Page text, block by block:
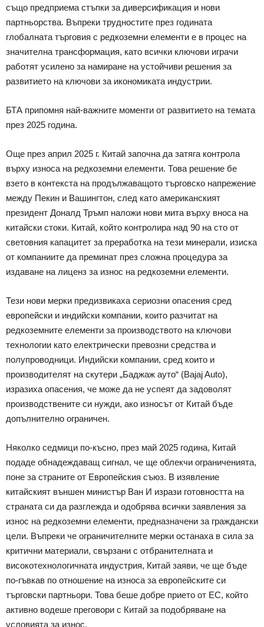
също предприема стъпки за диверсификация и нови
партньорства. Въпреки трудностите през годината
глобалната търговия с редкоземни елементи е в процес на
значителна трансформация, като всички ключови играчи
работят усилено за намиране на устойчиви решения за
развитието на ключови за икономиката индустрии.
БТА припомня най-важните моменти от развитието на темата
през 2025 година.
Още през април 2025 г. Китай започна да затяга контрола
върху износа на редкоземни елементи. Това решение бе
взето в контекста на продължаващото търговско напрежение
между Пекин и Вашингтон, след като американският
президент Доналд Тръмп наложи нови мита върху вноса на
китайски стоки. Китай, който контролира над 90 на сто от
световния капацитет за преработка на тези минерали, изиска
от компаниите да преминат през сложна процедура за
издаване на лиценз за износ на редкоземни елементи.
Тези нови мерки предизвикаха сериозни опасения сред
европейски и индийски компании, които разчитат на
редкоземните елементи за производството на ключови
технологии като електрически превозни средства и
полупроводници. Индийски компании, сред които и
производителят на скутери „Баджаж ауто“ (Bajaj Auto),
изразиха опасения, че може да не успеят да задоволят
производствените си нужди, ако износът от Китай бъде
допълнително ограничен.
Няколко седмици по-късно, през май 2025 година, Китай
подаде обнадеждаващ сигнал, че ще облекчи ограниченията,
поне за страните от Европейския съюз. В изявление
китайският външен министър Ван И изрази готовността на
страната си да разглежда и одобрява всички заявления за
износ на редкоземни елементи, предназначени за граждански
цели. Въпреки че ограничителните мерки останаха в сила за
критични материали, свързани с отбранителната и
високотехнологичната индустрия, Китай заяви, че ще бъде
по-гъвкав по отношение на износа за европейските си
търговски партньори. Това беше добре прието от ЕС, който
активно водеше преговори с Китай за подобряване на
условията за износ.